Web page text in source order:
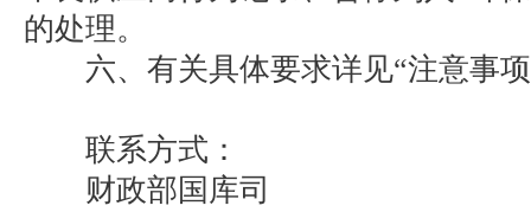
的处理。
六、有关具体要求详见“注意事项
联系方式：
财政部国库司